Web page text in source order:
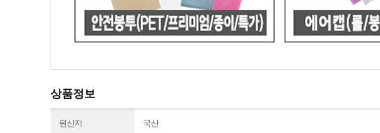
상품정보
원산지 국산